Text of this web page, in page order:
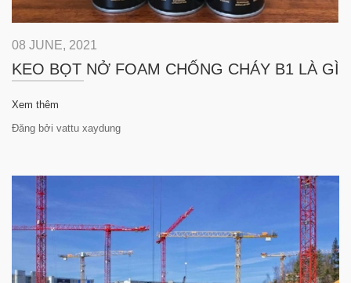
08 JUNE, 2021
KEO BỌT NỞ FOAM CHỐNG CHÁY B1 LÀ GÌ
Xem thêm
Đăng bởi vattu xaydung